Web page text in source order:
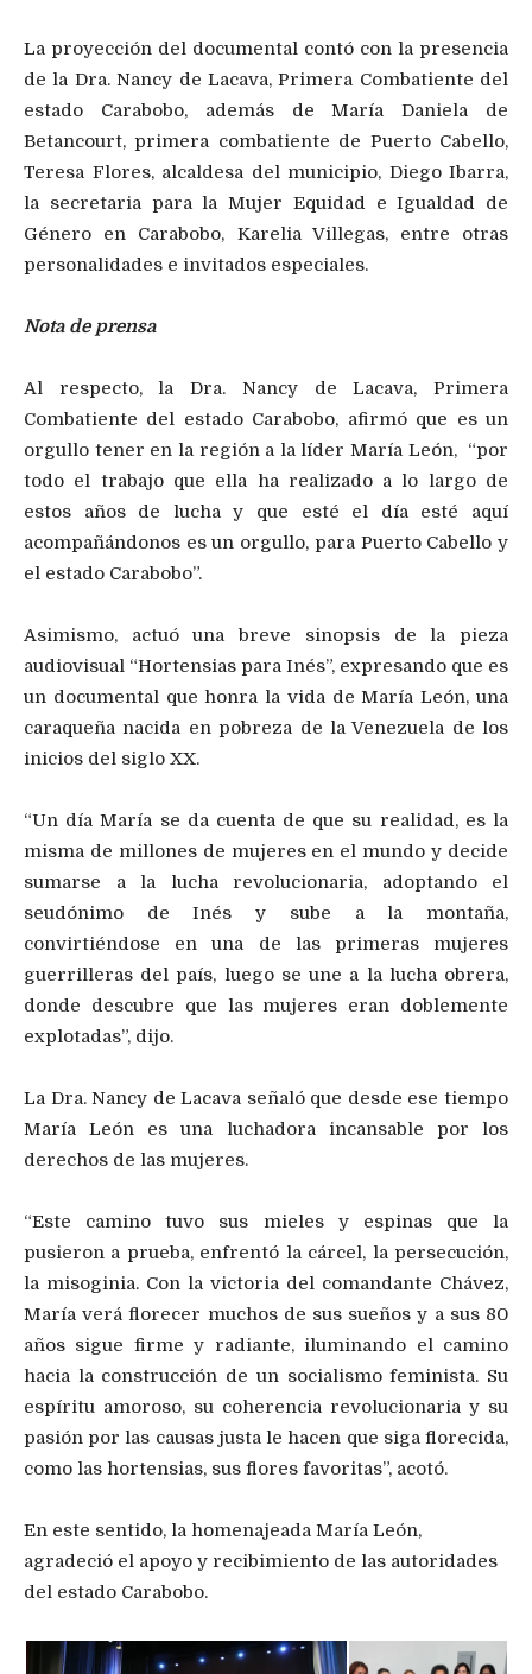
La proyección del documental contó con la presencia
de la Dra. Nancy de Lacava, Primera Combatiente del
estado Carabobo, además de María Daniela de
Betancourt, primera combatiente de Puerto Cabello,
Teresa Flores, alcaldesa del municipio, Diego Ibarra,
la secretaria para la Mujer Equidad e Igualdad de
Género en Carabobo, Karelia Villegas, entre otras
personalidades e invitados especiales.
Nota de prensa
Al respecto, la Dra. Nancy de Lacava, Primera
Combatiente del estado Carabobo, afirmó que es un
orgullo tener en la región a la líder María León, “por
todo el trabajo que ella ha realizado a lo largo de
estos años de lucha y que esté el día esté aquí
acompañándonos es un orgullo, para Puerto Cabello y
el estado Carabobo”.
Asimismo, actuó una breve sinopsis de la pieza
audiovisual “Hortensias para Inés”, expresando que es
un documental que honra la vida de María León, una
caraqueña nacida en pobreza de la Venezuela de los
inicios del siglo XX.
“Un día María se da cuenta de que su realidad, es la
misma de millones de mujeres en el mundo y decide
sumarse a la lucha revolucionaria, adoptando el
seudónimo de Inés y sube a la montaña,
convirtiéndose en una de las primeras mujeres
guerrilleras del país, luego se une a la lucha obrera,
donde descubre que las mujeres eran doblemente
explotadas”, dijo.
La Dra. Nancy de Lacava señaló que desde ese tiempo
María León es una luchadora incansable por los
derechos de las mujeres.
“Este camino tuvo sus mieles y espinas que la
pusieron a prueba, enfrentó la cárcel, la persecución,
la misoginia. Con la victoria del comandante Chávez,
María verá florecer muchos de sus sueños y a sus 80
años sigue firme y radiante, iluminando el camino
hacia la construcción de un socialismo feminista. Su
espíritu amoroso, su coherencia revolucionaria y su
pasión por las causas justa le hacen que siga florecida,
como las hortensias, sus flores favoritas”, acotó.
En este sentido, la homenajeada María León,
agradeció el apoyo y recibimiento de las autoridades
del estado Carabobo.